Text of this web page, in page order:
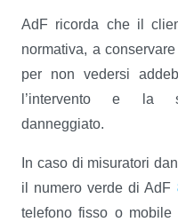
AdF ricorda che il
normativa, a
per non vedersi
l’intervento e la
danneggiato.
In caso di misuratori
il numero verde di AdF
telefono fisso o mobile